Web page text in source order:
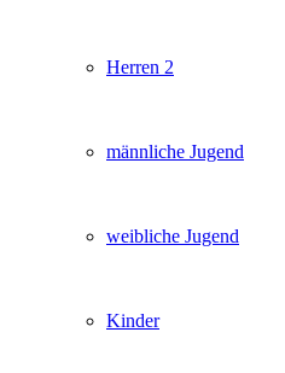
Herren 2
männliche Jugend
weibliche Jugend
Kinder